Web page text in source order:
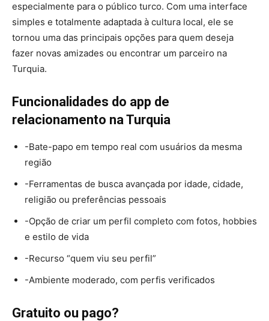
especialmente para o público turco. Com uma interface
simples e totalmente adaptada à cultura local, ele se
tornou uma das principais opções para quem deseja
fazer novas amizades ou encontrar um parceiro na
Turquia.
Funcionalidades do app de
relacionamento na Turquia
-Bate-papo em tempo real com usuários da mesma
região
-Ferramentas de busca avançada por idade, cidade,
religião ou preferências pessoais
-Opção de criar um perfil completo com fotos, hobbies
e estilo de vida
-Recurso “quem viu seu perfil”
-Ambiente moderado, com perfis verificados
Gratuito ou pago?